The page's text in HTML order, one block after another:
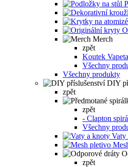
Merch
zpět
Koutek
Všechny
Všechny produkty
DIY
zpět
zpět
- Clapton
Všechny
Vaty
zpět